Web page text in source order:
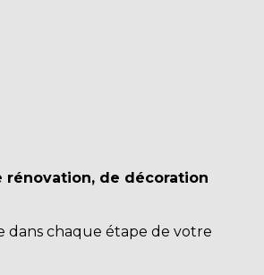
rénovation, de décoration
dans chaque étape de votre